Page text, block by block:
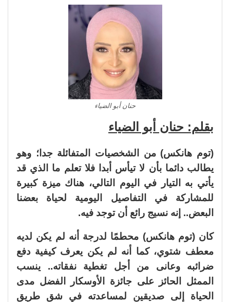
حنان أبو الضياء
بقلم: حنان أبو الضياء
(توم هانكس) من الشخصيات المتفائلة جدا؛ وهو
يطالب دائما بأن لا تيأس أبدا فلا تعلم ما الذي قد
يأتي به التيار في اليوم التالي، هناك ميزة كبيرة
للمشاركة في التفاصيل اليومية لحياة بعضنا
البعض.. إنه نسيج رائع أن توجد فيه.
كان (توم هانكس) محطمًا لدرجة أنه لم يكن لديه
معطف شتوي، كما أنه لم يكن يعرف كيفية دفع
ضرائبه وعانى من أجل تغطية نفقاته.. ينسب
الممثل الحائز على جائزة الأوسكار الفضل مدى
الحياة إلى صديقين لمساعدته في شق طريق